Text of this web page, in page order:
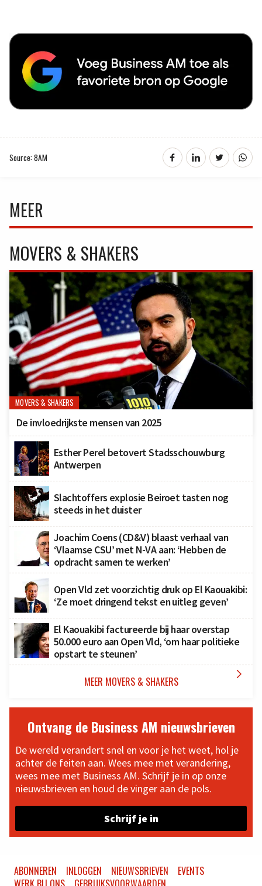
Source: 8AM
MEER
MOVERS & SHAKERS
MOVERS & SHAKERS
De invloedrijkste mensen van 2025
Esther Perel betovert Stadsschouwburg
Antwerpen
Slachtoffers explosie Beiroet tasten nog
steeds in het duister
Joachim Coens (CD&V) blaast verhaal van
‘Vlaamse CSU’ met N-VA aan: ‘Hebben de
opdracht samen te werken’
Open Vld zet voorzichtig druk op El Kaouakibi:
‘Ze moet dringend tekst en uitleg geven’
El Kaouakibi factureerde bij haar overstap
50.000 euro aan Open Vld, ‘om haar politieke
opstart te steunen’
MEER MOVERS & SHAKERS 
Ontvang de Business AM nieuwsbrieven
De wereld verandert snel en voor je het weet, hol je
achter de feiten aan. Wees mee met verandering,
wees mee met Business AM. Schrijf je in op onze
nieuwsbrieven en houd de vinger aan de pols.
Schrijf je in
ABONNEREN INLOGGEN NIEUWSBRIEVEN
EVENTS